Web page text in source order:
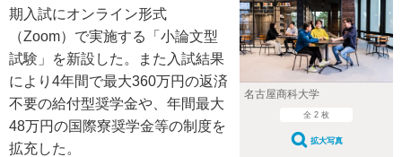
名古屋商科大学
全 2 枚
拡大写真
期入試にオンライン形式
（Zoom）で実施する「小論文型
試験」を新設した。また入試結果
により4年間で最大360万円の返済
不要の給付型奨学金や、年間最大
48万円の国際寮奨学金等の制度を
拡充した。